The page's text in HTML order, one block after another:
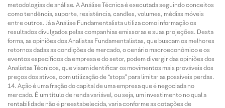
metodologias de análise. A Análise Técnica é executada seguindo conceitos
como tendência, suporte, resistência, candles, volumes, médias móveis
entre outros. Já a Análise Fundamentalista utiliza como informação os
resultados divulgados pelas companhias emissoras e suas projeções. Desta
forma, as opiniões dos Analistas Fundamentalistas, que buscam os melhores
retornos dadas as condições de mercado, o cenário macroeconômico e os
eventos específicos da empresa e do setor, podem divergir das opiniões dos
Analistas Técnicos, que visam identificar os movimentos mais prováveis dos
preços dos ativos, com utilização de “stops” para limitar as possíveis perdas.
Ação é uma fração do capital de uma empresa que é negociada no
mercado. É um título de renda variável, ou seja, um investimento no qual a
rentabilidade não é preestabelecida, varia conforme as cotações de